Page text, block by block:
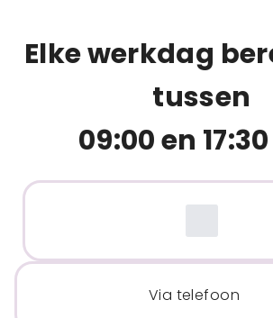
Elke werkdag
tussen
09:00 en
Via telefoon